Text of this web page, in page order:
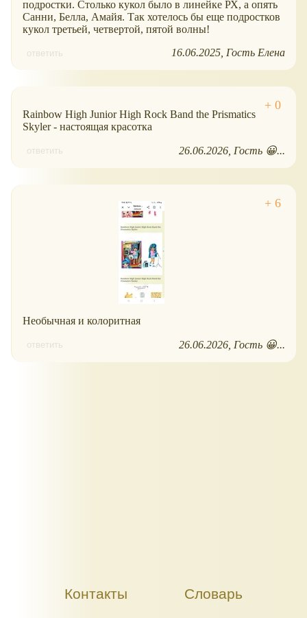
подростки. Столько кукол было в линейке РХ, а опять
Санни, Белла, Амайя. Так хотелось бы еще подростков
кукол третьей, четвертой, пятой волны!
ответить 16.06.2025 Гость Елена
Rainbow High Junior High Rock Band the Prismatics
Skyler - настоящая красотка
ответить 26.06.2026 Гость 😀...
Необычная и колоритная
ответить 26.06.2026 Гость 😀...
Контакты Словарь